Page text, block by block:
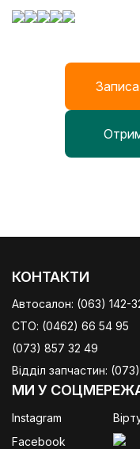
КОНТАКТИ
Автосалон: (063) 142-
СТО: (0462) 66 54 95
(073) 857 32 49
Відділ запчастин:
МИ У
Instagram
Facebook